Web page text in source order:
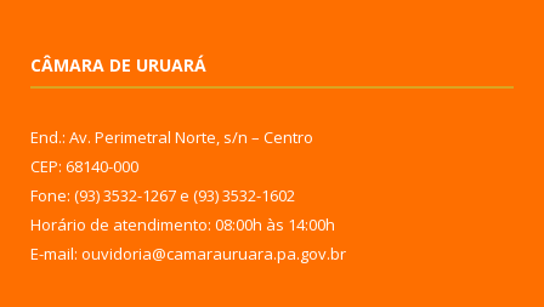
CÂMARA DE URUARÁ
End.: Av. Perimetral Norte, s/n – Centro
CEP: 68140-000
Fone: (93) 3532-1267 e (93) 3532-1602
Horário de atendimento: 08:00h às 14:00h
E-mail: ouvidoria@camarauruara.pa.gov.br